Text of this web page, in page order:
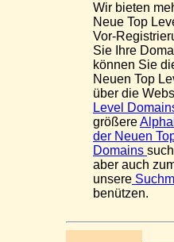
Wir bieten
Neue Top
Vor-
Sie Ihre
können Sie
Neuen Top
über die
Level
größere
der Neuen
Domains
aber auch
unsere
benützen.